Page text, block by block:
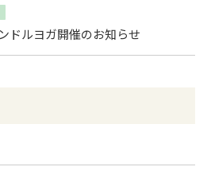
ドルヨガ開催のお知らせ